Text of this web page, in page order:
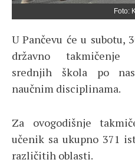
Foto:
U Pančevu će u subotu,
državno takmičenje
srednjih škola po
naučnim disciplinama.
Za ovogodišnje
učenik sa ukupno 371
različitih oblasti.